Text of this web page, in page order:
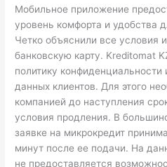
Мобильное приложение
уровень комфорта и удобства
Четко объяснили все условия
банковскую карту. Kreditomat
политику
данных клиентов. Для этого
компанией до наступления
условия продления. В
заявке на микрокредит
минут после ее подачи. На
не предоставляется